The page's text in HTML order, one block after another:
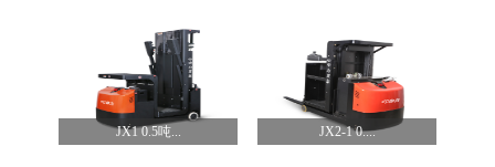
JX1 0.5吨... JX2-1 0....